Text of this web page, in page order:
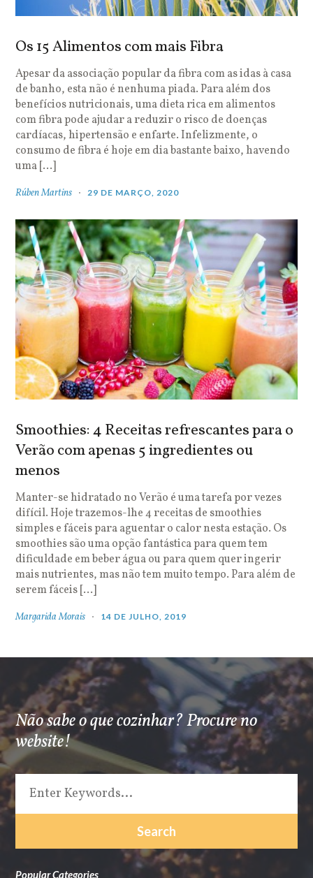
Os 15 Alimentos com mais Fibra
Apesar da associação popular da fibra com as idas à casa
de banho, esta não é nenhuma piada. Para além dos
benefícios nutricionais, uma dieta rica em alimentos
com fibra pode ajudar a reduzir o risco de doenças
cardíacas, hipertensão e enfarte. Infelizmente, o
consumo de fibra é hoje em dia bastante baixo, havendo
uma […]
Rúben Martins 29 DE MARÇO, 2020
Smoothies: 4 Receitas refrescantes para o
Verão com apenas 5 ingredientes ou
menos
Manter-se hidratado no Verão é uma tarefa por vezes
difícil. Hoje trazemos-lhe 4 receitas de smoothies
simples e fáceis para aguentar o calor nesta estação. Os
smoothies são uma opção fantástica para quem tem
dificuldade em beber água ou para quem quer ingerir
mais nutrientes, mas não tem muito tempo. Para além de
serem fáceis […]
Margarida Morais 14 DE JULHO, 2019
Não sabe o que cozinhar? Procure no
website!
Popular Categories